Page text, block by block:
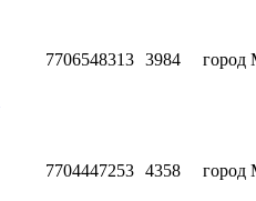
7706548313 3984 город
7704447253 4358 город